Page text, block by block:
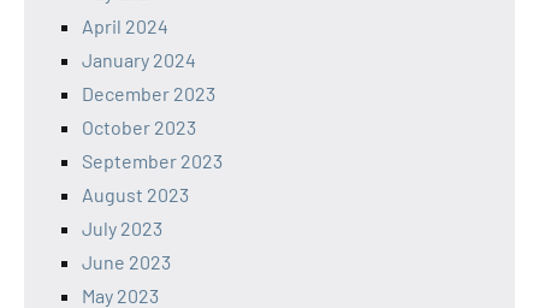
April 2024
January 2024
December 2023
October 2023
September 2023
August 2023
July 2023
June 2023
May 2023